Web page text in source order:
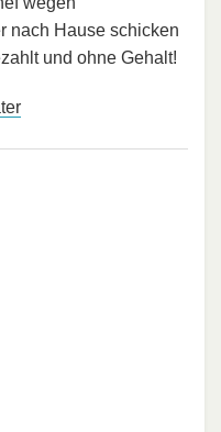
nach Hause schicken
und ohne Gehalt!